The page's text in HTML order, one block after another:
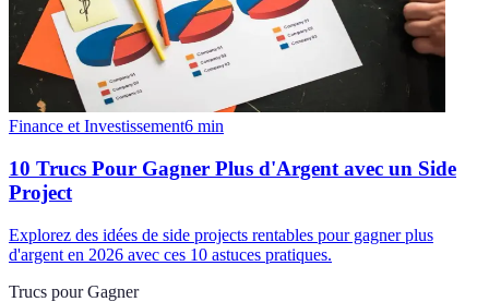
Finance et Investissement6 min
10 Trucs Pour Gagner Plus d'Argent avec un Side
Project
Explorez des idées de side projects rentables pour gagner plus
d'argent en 2026 avec ces 10 astuces pratiques.
Trucs pour Gagner